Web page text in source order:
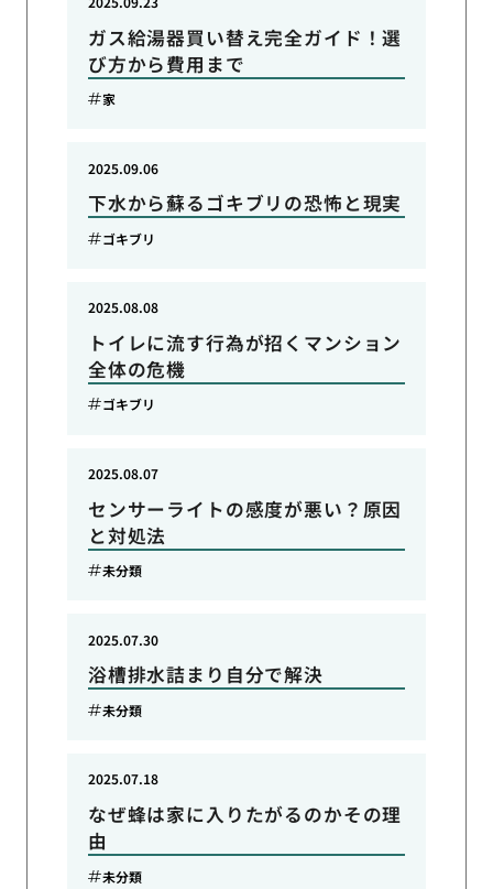
ガス給湯器買い替え完全ガイド！選
び方から費用まで
家
下水から蘇るゴキブリの恐怖と現実
2025.09.06
ゴキブリ
トイレに流す行為が招くマンション
全体の危機
2025.08.08
ゴキブリ
センサーライトの感度が悪い？原因
と対処法
2025.08.07
未分類
浴槽排水詰まり自分で解決
2025.07.30
未分類
なぜ蜂は家に入りたがるのかその理
由
2025.07.18
未分類